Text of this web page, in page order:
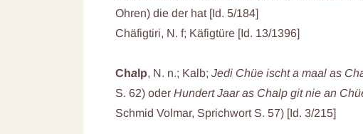
Ohren) die der hat [Id. 5/184]
Chäfigtiri, N. f; Käfigtüre [Id. 13/1396]
Chalp, N. n.; Kalb; Jedi Chüe ischt a maal as
S. 62) oder Hundert Jaar as Chalp git nie an
Schmid Volmar, Sprichwort S. 57) [Id. 3/215]